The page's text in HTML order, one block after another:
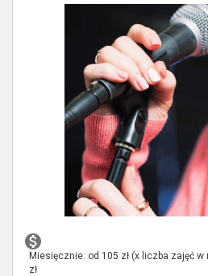
Miesięcznie: od 105 zł (x liczba zajęć
zł